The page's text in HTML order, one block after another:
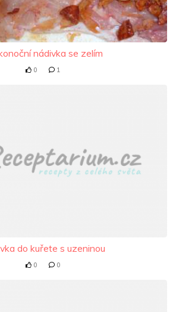
nádivka se zelím
0 1
do kuřete s uzeninou
0 0